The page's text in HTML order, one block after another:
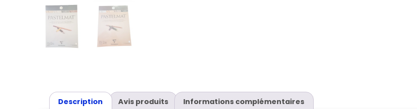
Description Avis produits Informations complémentaires